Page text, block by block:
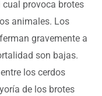
cual provoca brotes
animales. Los
gravemente a
son bajas.
los cerdos
de los brotes